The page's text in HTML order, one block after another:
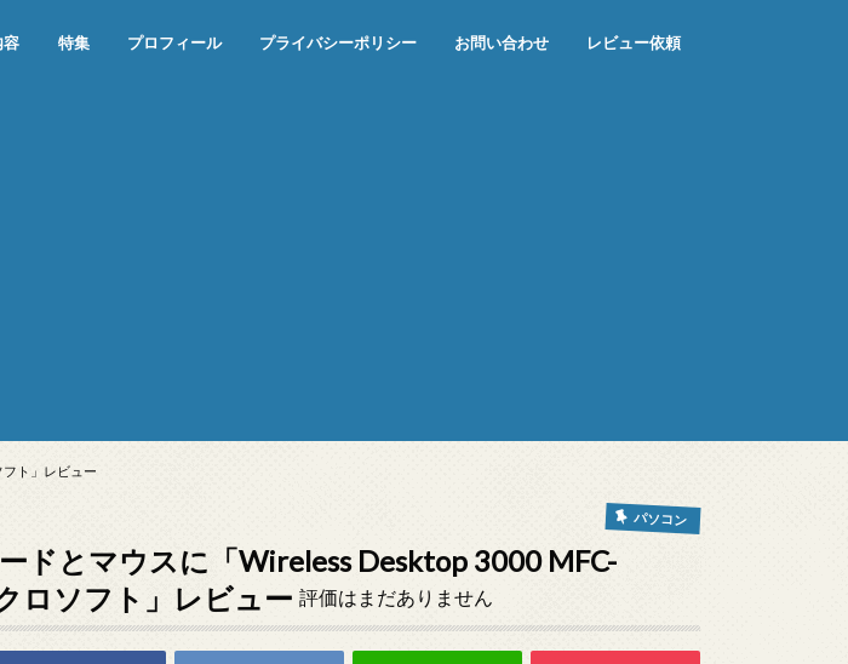
容 特集 プロフィール プライバシーポリシー お問い合わせ レビュー依頼
ト」レビュー
パソコン
ドとマウスに「Wireless Desktop 3000 MFC-
ロソフト」レビュー 評価はまだありません